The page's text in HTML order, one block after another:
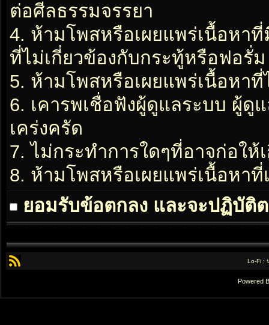
ต่อศีลธรรมจรรยา
4. ห้ามโพสหรือเผยแพร่เนื้อหา
ที่ไม่เกี่ยวข้องกับกระทู้หรือฟอรั่ม
5. ห้ามโพสหรือเผยแพร่เนื้อหา
6. เคารพเชื่อฟังผู้ดูแลระบบ ผู้ดู
เคร่งครัด
7. ไม่กระทำการใดๆที่อาจก่อให้
8. ห้ามโพสหรือเผยแพร่เนื้อหา
ยอมรับข้อตกลง และจะปฏิบัติ
Lo-Fi ;
Powered